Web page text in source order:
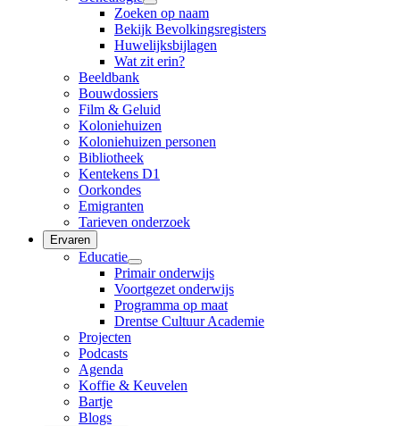
Zoeken op naam
Bekijk Bevolkingsregisters
Huwelijksbijlagen
Wat zit erin?
Beeldbank
Bouwdossiers
Film & Geluid
Koloniehuizen
Koloniehuizen personen
Bibliotheek
Kentekens D1
Oorkondes
Emigranten
Tarieven onderzoek
Ervaren
Educatie
Primair onderwijs
Voortgezet onderwijs
Programma op maat
Drentse Cultuur Academie
Projecten
Podcasts
Agenda
Koffie & Keuvelen
Bartje
Blogs